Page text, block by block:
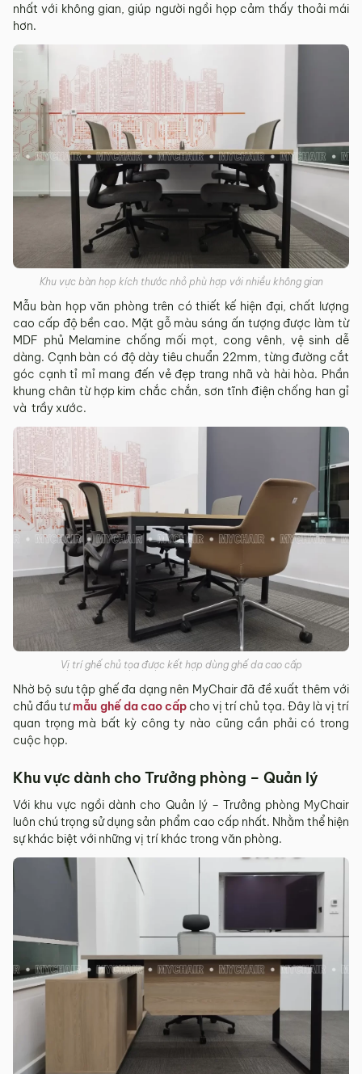
nhất với không gian, giúp người ngồi họp cảm thấy thoải mái
hơn.
Khu vực bàn họp kích thước nhỏ phù hợp với nhiều không gian
Mẫu bàn họp văn phòng trên có thiết kế hiện đại, chất lượng
cao cấp độ bền cao. Mặt gỗ màu sáng ấn tượng được làm từ
MDF phủ Melamine chống mối mọt, cong vênh, vệ sinh dễ
dàng. Cạnh bàn có độ dày tiêu chuẩn 22mm, từng đường cắt
góc cạnh tỉ mỉ mang đến vẻ đẹp trang nhã và hài hòa. Phần
khung chân từ hợp kim chắc chắn, sơn tĩnh điện chống han gỉ
và trầy xước.
Vị trí ghế chủ tọa được kết hợp dùng ghế da cao cấp
Nhờ bộ sưu tập ghế đa dạng nên MyChair đã đề xuất thêm với
chủ đầu tưmẫu ghế da cao cấpcho vị trí chủ tọa. Đây là vị trí
quan trọng mà bất kỳ công ty nào cũng cần phải có trong
cuộc họp.
Khu vực dành cho Trưởng phòng – Quản lý
Với khu vực ngồi dành cho Quản lý – Trưởng phòng MyChair
luôn chú trọng sử dụng sản phẩm cao cấp nhất. Nhằm thể hiện
sự khác biệt với những vị trí khác trong văn phòng.